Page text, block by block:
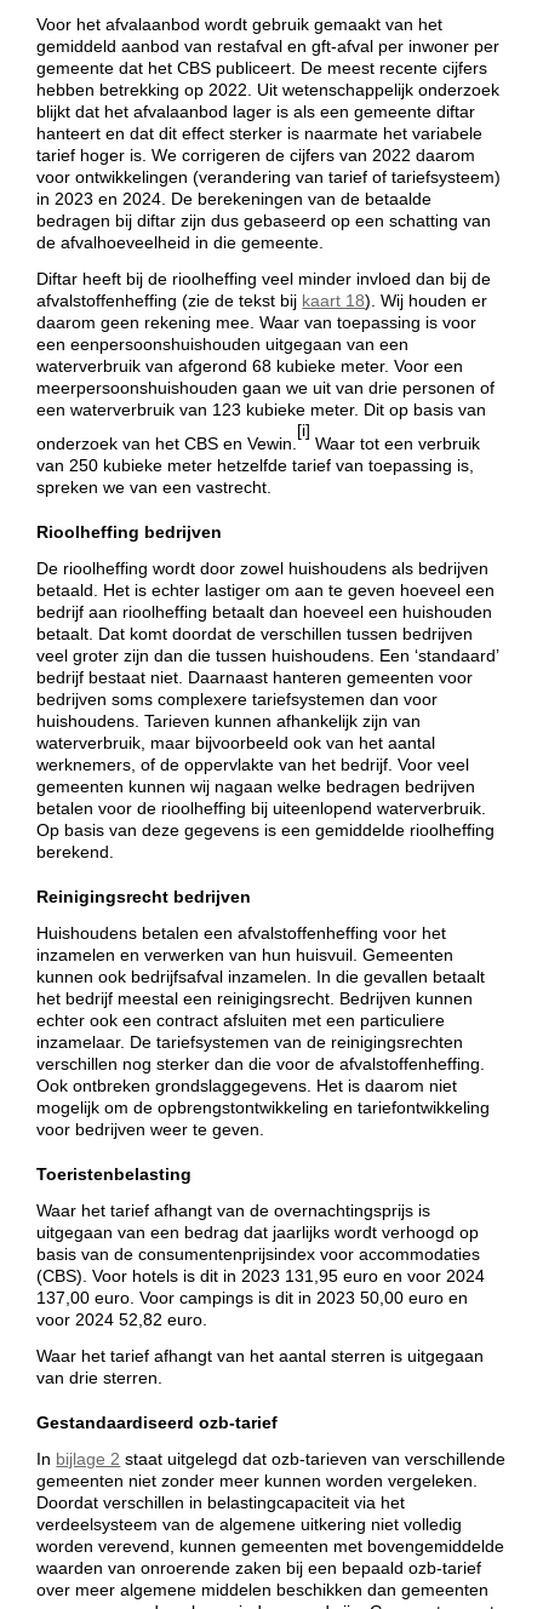
Voor het afvalaanbod wordt gebruik gemaakt van het
gemiddeld aanbod van restafval en gft-afval per inwoner per
gemeente dat het CBS publiceert. De meest recente cijfers
hebben betrekking op 2022. Uit wetenschappelijk onderzoek
blijkt dat het afvalaanbod lager is als een gemeente diftar
hanteert en dat dit effect sterker is naarmate het variabele
tarief hoger is. We corrigeren de cijfers van 2022 daarom
voor ontwikkelingen (verandering van tarief of tariefsysteem)
in 2023 en 2024. De berekeningen van de betaalde
bedragen bij diftar zijn dus gebaseerd op een schatting van
de afvalhoeveelheid in die gemeente.
Diftar heeft bij de rioolheffing veel minder invloed dan bij de
afvalstoffenheffing (zie de tekst bij kaart 18). Wij houden er
daarom geen rekening mee. Waar van toepassing is voor
een eenpersoonshuishouden uitgegaan van een
waterverbruik van afgerond 68 kubieke meter. Voor een
meerpersoonshuishouden gaan we uit van drie personen of
een waterverbruik van 123 kubieke meter. Dit op basis van
onderzoek van het CBS en Vewin.
[i]
Waar tot een verbruik
van 250 kubieke meter hetzelfde tarief van toepassing is,
spreken we van een vastrecht.
Rioolheffing bedrijven
De rioolheffing wordt door zowel huishoudens als bedrijven
betaald. Het is echter lastiger om aan te geven hoeveel een
bedrijf aan rioolheffing betaalt dan hoeveel een huishouden
betaalt. Dat komt doordat de verschillen tussen bedrijven
veel groter zijn dan die tussen huishoudens. Een ‘standaard’
bedrijf bestaat niet. Daarnaast hanteren gemeenten voor
bedrijven soms complexere tariefsystemen dan voor
huishoudens. Tarieven kunnen afhankelijk zijn van
waterverbruik, maar bijvoorbeeld ook van het aantal
werknemers, of de oppervlakte van het bedrijf. Voor veel
gemeenten kunnen wij nagaan welke bedragen bedrijven
betalen voor de rioolheffing bij uiteenlopend waterverbruik.
Op basis van deze gegevens is een gemiddelde rioolheffing
berekend.
Reinigingsrecht bedrijven
Huishoudens betalen een afvalstoffenheffing voor het
inzamelen en verwerken van hun huisvuil. Gemeenten
kunnen ook bedrijfsafval inzamelen. In die gevallen betaalt
het bedrijf meestal een reinigingsrecht. Bedrijven kunnen
echter ook een contract afsluiten met een particuliere
inzamelaar. De tariefsystemen van de reinigingsrechten
verschillen nog sterker dan die voor de afvalstoffenheffing.
Ook ontbreken grondslaggegevens. Het is daarom niet
mogelijk om de opbrengstontwikkeling en tariefontwikkeling
voor bedrijven weer te geven.
Toeristenbelasting
Waar het tarief afhangt van de overnachtingsprijs is
uitgegaan van een bedrag dat jaarlijks wordt verhoogd op
basis van de consumentenprijsindex voor accommodaties
(CBS). Voor hotels is dit in 2023 131,95 euro en voor 2024
137,00 euro. Voor campings is dit in 2023 50,00 euro en
voor 2024 52,82 euro.
Waar het tarief afhangt van het aantal sterren is uitgegaan
van drie sterren.
Gestandaardiseerd ozb-tarief
In bijlage 2 staat uitgelegd dat ozb-tarieven van verschillende
gemeenten niet zonder meer kunnen worden vergeleken.
Doordat verschillen in belastingcapaciteit via het
verdeelsysteem van de algemene uitkering niet volledig
worden verevend, kunnen gemeenten met bovengemiddelde
waarden van onroerende zaken bij een bepaald ozb-tarief
over meer algemene middelen beschikken dan gemeenten